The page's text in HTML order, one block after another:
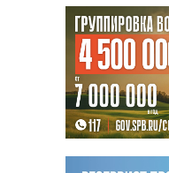
использованием системы
«Честный знак», начиная с 1
марта 2025 года.